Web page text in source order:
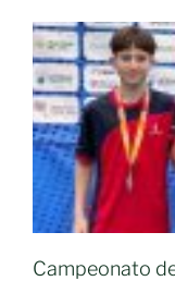
Campeonato